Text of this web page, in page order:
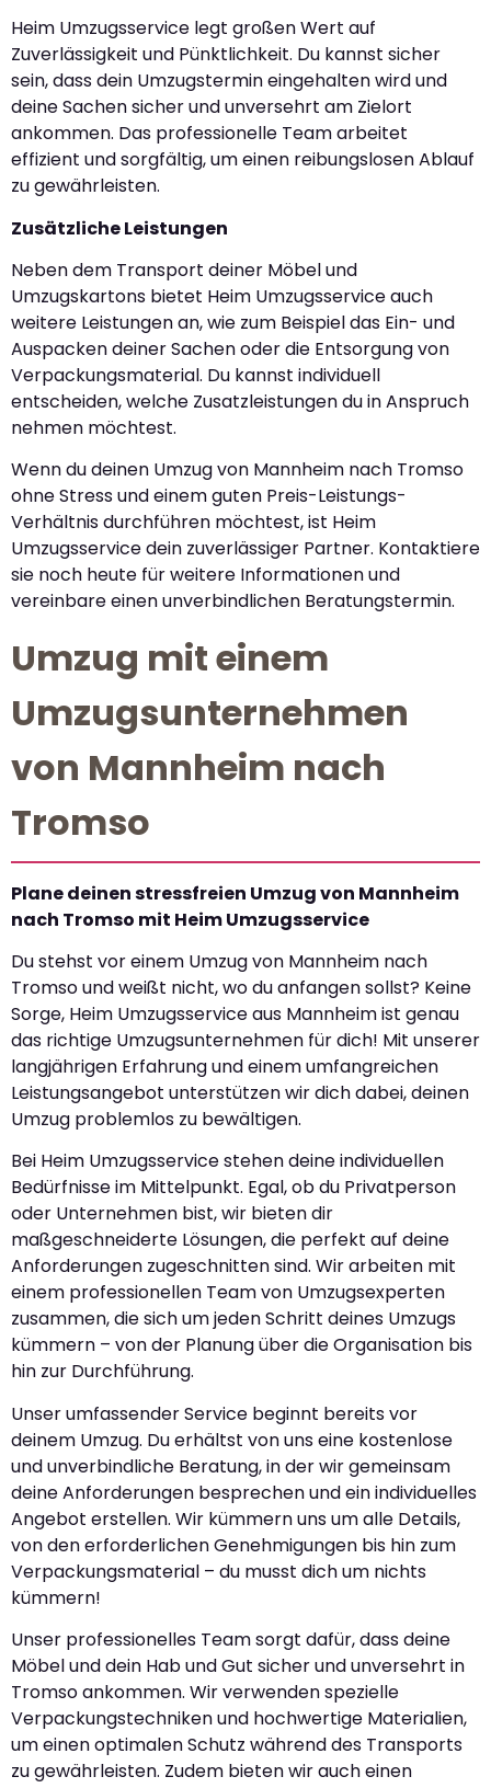
Heim Umzugsservice legt großen Wert auf
Zuverlässigkeit und Pünktlichkeit. Du kannst sicher
sein, dass dein Umzugstermin eingehalten wird und
deine Sachen sicher und unversehrt am Zielort
ankommen. Das professionelle Team arbeitet
effizient und sorgfältig, um einen reibungslosen Ablauf
zu gewährleisten.
Zusätzliche Leistungen
Neben dem Transport deiner Möbel und
Umzugskartons bietet Heim Umzugsservice auch
weitere Leistungen an, wie zum Beispiel das Ein- und
Auspacken deiner Sachen oder die Entsorgung von
Verpackungsmaterial. Du kannst individuell
entscheiden, welche Zusatzleistungen du in Anspruch
nehmen möchtest.
Wenn du deinen Umzug von Mannheim nach Tromso
ohne Stress und einem guten Preis-Leistungs-
Verhältnis durchführen möchtest, ist Heim
Umzugsservice dein zuverlässiger Partner. Kontaktiere
sie noch heute für weitere Informationen und
vereinbare einen unverbindlichen Beratungstermin.
Umzug mit einem
Umzugsunternehmen
von Mannheim nach
Tromso
Plane deinen stressfreien Umzug von Mannheim
nach Tromso mit Heim Umzugsservice
Du stehst vor einem Umzug von Mannheim nach
Tromso und weißt nicht, wo du anfangen sollst? Keine
Sorge, Heim Umzugsservice aus Mannheim ist genau
das richtige Umzugsunternehmen für dich! Mit unserer
langjährigen Erfahrung und einem umfangreichen
Leistungsangebot unterstützen wir dich dabei, deinen
Umzug problemlos zu bewältigen.
Bei Heim Umzugsservice stehen deine individuellen
Bedürfnisse im Mittelpunkt. Egal, ob du Privatperson
oder Unternehmen bist, wir bieten dir
maßgeschneiderte Lösungen, die perfekt auf deine
Anforderungen zugeschnitten sind. Wir arbeiten mit
einem professionellen Team von Umzugsexperten
zusammen, die sich um jeden Schritt deines Umzugs
kümmern – von der Planung über die Organisation bis
hin zur Durchführung.
Unser umfassender Service beginnt bereits vor
deinem Umzug. Du erhältst von uns eine kostenlose
und unverbindliche Beratung, in der wir gemeinsam
deine Anforderungen besprechen und ein individuelles
Angebot erstellen. Wir kümmern uns um alle Details,
von den erforderlichen Genehmigungen bis hin zum
Verpackungsmaterial – du musst dich um nichts
kümmern!
Unser professionelles Team sorgt dafür, dass deine
Möbel und dein Hab und Gut sicher und unversehrt in
Tromso ankommen. Wir verwenden spezielle
Verpackungstechniken und hochwertige Materialien,
um einen optimalen Schutz während des Transports
zu gewährleisten. Zudem bieten wir auch einen